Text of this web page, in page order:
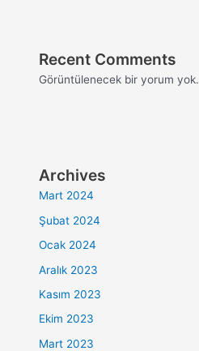
Recent Comments
Görüntülenecek bir yorum yok.
Archives
Mart 2024
Şubat 2024
Ocak 2024
Aralık 2023
Kasım 2023
Ekim 2023
Mart 2023